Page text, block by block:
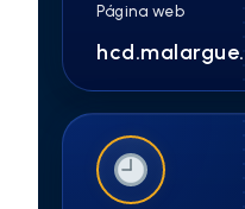
Página web